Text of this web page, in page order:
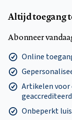
Altijd toegang
Abonneer
Online
Artikelen
Onbeperkt